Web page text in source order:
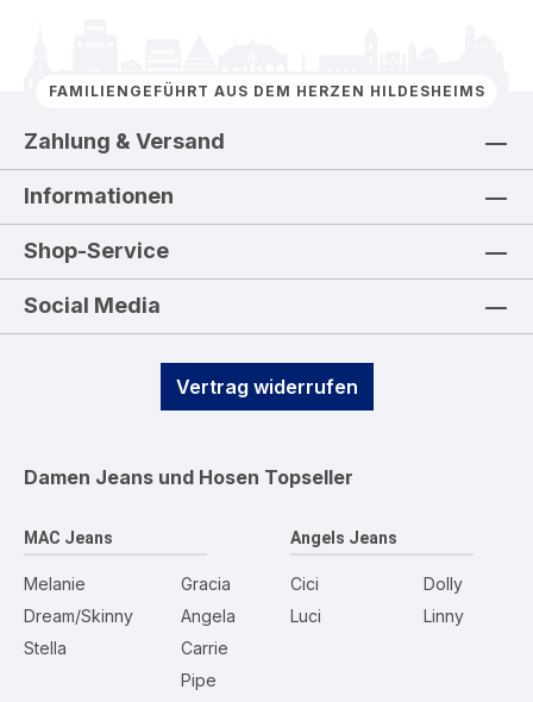
FAMILIENGEFÜHRT AUS DEM HERZEN HILDESHEIMS
Zahlung & Versand
Informationen
Shop-Service
Social Media
Vertrag widerrufen
Damen Jeans und Hosen Topseller
MAC Jeans
Melanie
Dream/Skinny
Stella
Gracia
Angela
Carrie
Pipe
Angels Jeans
Cici
Luci
Dolly
Linny